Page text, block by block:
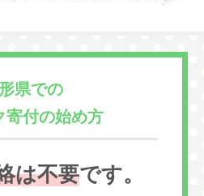
県での
寄付の始め方
は不要です。